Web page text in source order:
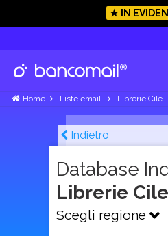
★ IN
Home Liste email Librerie Cile
Indietro
Database
Librerie Cile
Scegli regione